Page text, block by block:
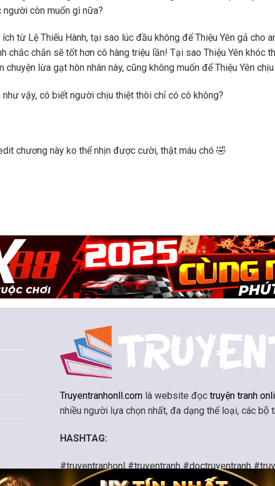
người còn muốn gì nữa?
từ Lệ Thiếu Hành, tại sao lúc đầu không để Thiệu Yên gả cho
chắc chắn sẽ tốt hơn cô hàng triệu lần! Tại sao Thiệu Yên khóc
chuyện lừa gạt hôn nhân này, cũng không muốn để Thiệu Yên
vậy, có biết người chịu thiệt thòi chỉ có cô không?
chương này ko thể nhịn được cười, thật máu chó 🤣
Truyentranhonll.com là website đọc truyện tranh
nhiều người lựa chọn nhất, đa dạng thể loại, các bộ
HASHTAG:
#truyentranhonl #truyentranh #doctruyentranh
#kiemhiep #khoahuyen #huyennghi #huyenhuyen